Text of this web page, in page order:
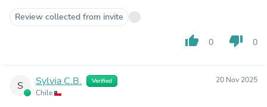
Review collected from invite
thumb_up 0 thumb_down 0
S Sylvia C.B. Verified
Chile
20 Nov 2025